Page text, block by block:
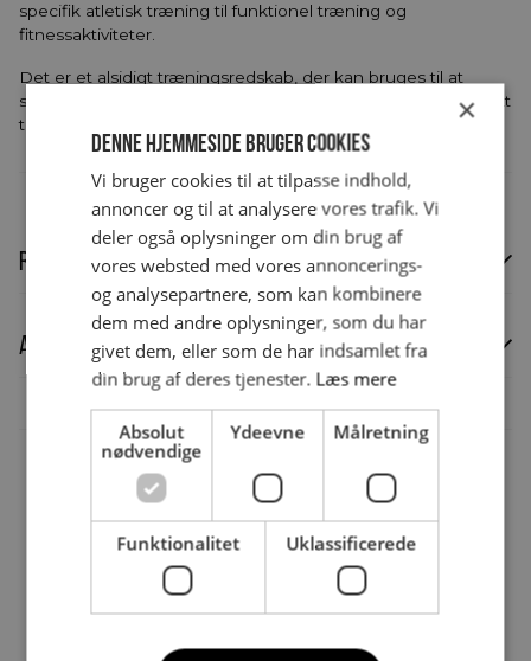
specifik atletisk træning til funktionel træning og
fitnessaktiviteter.
Det er et alsidigt træningsredskab, der kan bruges til at
styrke muskler, forbedre mobilitet og øge fleksibilitet. Perfekt
til både begyndere og erfarne atleter.
Rentefri finansiering
Rentefri finansiering tilbydes privatkunder.
Læs mere om
finansiering
Anmeldelser (0)
Der er endnu ikke nogle anmeldelser.
Vær den første til at anmelde “Latex Band STRONG – Black”
Du skal værelogged in
Andre købte også
×
Denne hjemmeside bruger cookies
Vi bruger cookies til at tilpasse indhold,
annoncer og til at analysere vores trafik. Vi
deler også oplysninger om din brug af
vores websted med vores annoncerings-
og analysepartnere, som kan kombinere
dem med andre oplysninger, som du har
givet dem, eller som de har indsamlet fra
din brug af deres tjenester. Læs mere
Absolut
nødvendige
Ydeevne Målretning
Funktionalitet Uklassificerede